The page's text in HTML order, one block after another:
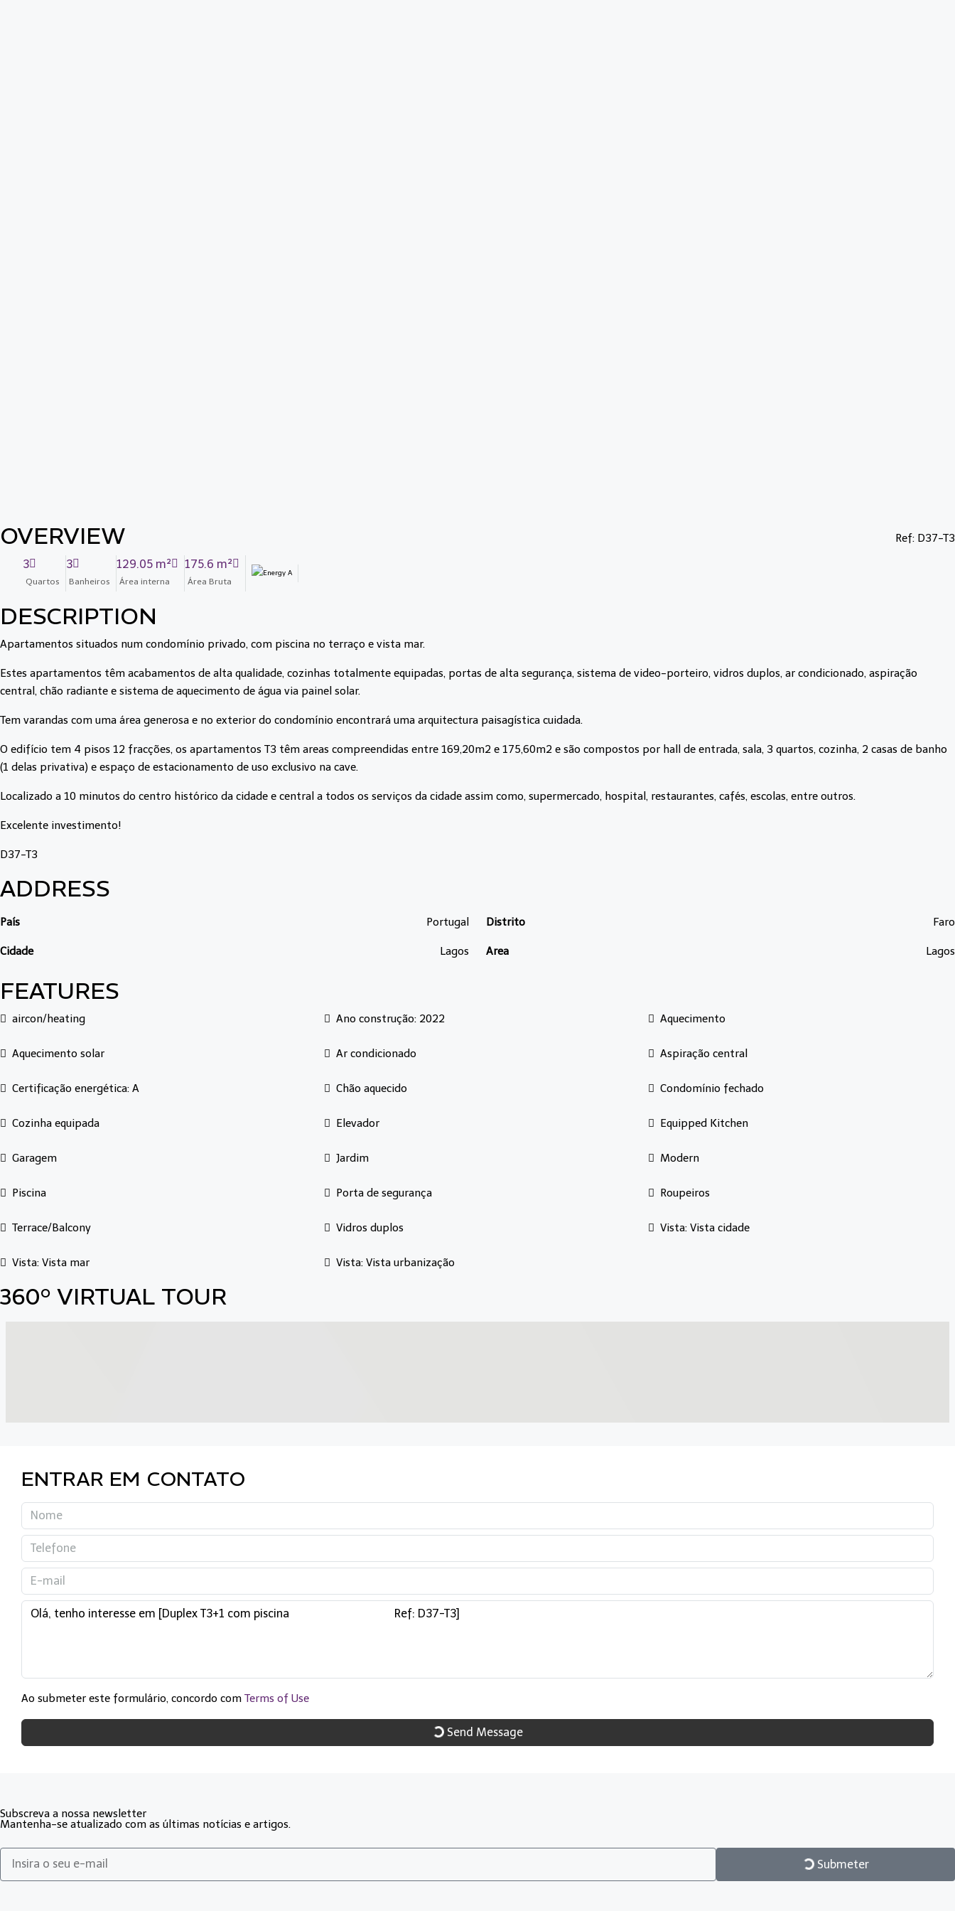
OVERVIEW Ref: D37-T3
3
Quartos
3
Banheiros
129.05 m²
Área interna
175.6 m²
Área Bruta
DESCRIPTION
Apartamentos situados num condomínio privado, com piscina no terraço e vista mar.
Estes apartamentos têm acabamentos de alta qualidade, cozinhas totalmente equipadas, portas de alta segurança, sistema de video-porteiro, vidros duplos, ar condicionado, aspiração
central, chão radiante e sistema de aquecimento de água via painel solar.
Tem varandas com uma área generosa e no exterior do condomínio encontrará uma arquitectura paisagística cuidada.
O edifício tem 4 pisos 12 fracções, os apartamentos T3 têm areas compreendidas entre 169,20m2 e 175,60m2 e são compostos por hall de entrada, sala, 3 quartos, cozinha, 2 casas de banho
(1 delas privativa) e espaço de estacionamento de uso exclusivo na cave.
Localizado a 10 minutos do centro histórico da cidade e central a todos os serviços da cidade assim como, supermercado, hospital, restaurantes, cafés, escolas, entre outros.
Excelente investimento!
D37-T3
ADDRESS
País Portugal Distrito Faro
Cidade Lagos Area Lagos
FEATURES
aircon/heating Ano construção: 2022 Aquecimento
Aquecimento solar Ar condicionado Aspiração central
Certificação energética: A Chão aquecido Condomínio fechado
Cozinha equipada Elevador Equipped Kitchen
Garagem Jardim Modern
Piscina Porta de segurança Roupeiros
Terrace/Balcony Vidros duplos Vista: Vista cidade
Vista: Vista mar Vista: Vista urbanização
360° VIRTUAL TOUR
ENTRAR EM CONTATO
Ao submeter este formulário, concordo com Terms of Use
Send Message
Subscreva a nossa newsletter
Mantenha-se atualizado com as últimas notícias e artigos.
Submeter